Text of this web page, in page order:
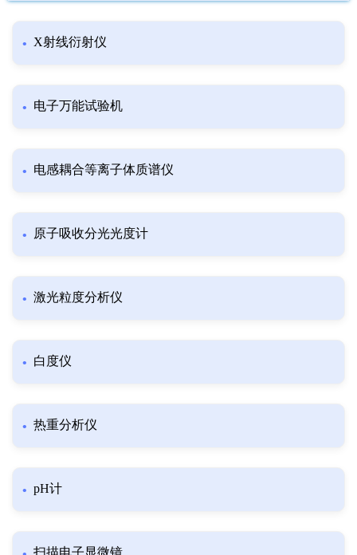
X射线衍射仪
电子万能试验机
电感耦合等离子体质谱仪
原子吸收分光光度计
激光粒度分析仪
白度仪
热重分析仪
pH计